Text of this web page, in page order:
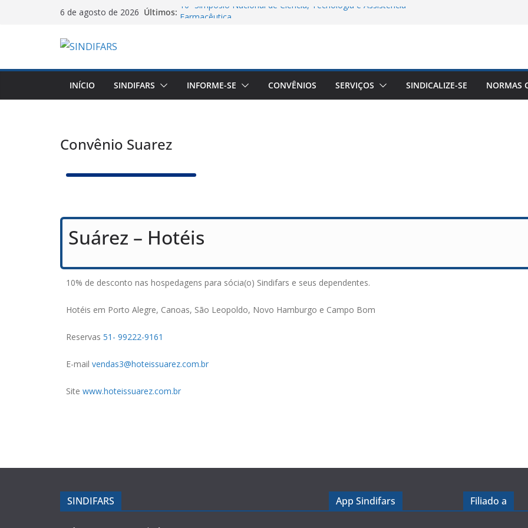
6 de agosto de 2026 Últimos: 10º Simpósio Nacional de Ciência, Tecnologia e Assistência
Farmacêutica
Manifesto dos Farmacêuticos do Brasil a Aprovação do Piso
Agosto Lilás e a Categoria Farmacêutica: Do Acolhimento à
Proteção contra a Violência de Gênero
INÍCIO SINDIFARS INFORME-SE CONVÊNIOS SERVIÇOS SINDICALIZE-SE NORMAS
Convênio Suarez
Suárez – Hotéis
10% de desconto nas hospedagens para sócia(o) Sindifars e seus dependentes.
Hotéis em Porto Alegre, Canoas, São Leopoldo, Novo Hamburgo e Campo Bom
Reservas 51- 99222-9161
E-mail vendas3@hoteissuarez.com.br
Site www.hoteissuarez.com.br
SINDIFARS App Sindifars Filiado a